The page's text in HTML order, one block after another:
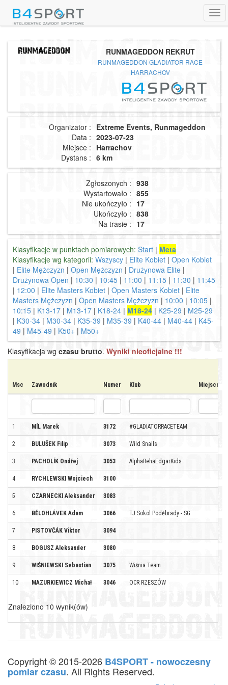
RUNMAGEDDON REKRUT
RUNMAGEDDON GLADIATOR RACE
HARRACHOV
Organizator : Extreme Events, Runmageddon
Data : 2023-07-23
Miejsce : Harrachov
Dystans : 6 km
Zgłoszonych : 938
Wystartowało : 855
Nie ukończyło : 17
Ukończyło : 838
Na trasie : 17
Klasyfikacje w punktach pomiarowych: Start | Meta
Klasyfikacje wg kategorii: Wszyscy | Elite Kobiet | Open Kobiet
| Elite Mężczyzn | Open Mężczyzn | Drużynowa Elite |
Drużynowa Open | 10:30 | 10:45 | 11:00 | 11:15 | 11:30 | 11:45
| 12:00 | Elite Masters Kobiet | Open Masters Kobiet | Elite
Masters Mężczyzn | Open Masters Mężczyzn | 10:00 | 10:05 |
10:15 | K13-17 | M13-17 | K18-24 | M18-24 | K25-29 | M25-29
| K30-34 | M30-34 | K35-39 | M35-39 | K40-44 | M40-44 | K45-
49 | M45-49 | K50+ | M50+
Klasyfikacja wg czasu brutto. Wyniki nieoficjalne !!!
Msc Zawodnik Numer Klub
1 MÍL Marek 3172 #GLADIATORRACETEAM
2 BULUŠEK Filip 3073 Wild Snails
3 PACHOLÍK Ondřej 3053 AlphaRehaEdgarKids
4 RYCHLEWSKI Wojciech 3100
5 CZARNECKI Aleksander 3083
6 BĚLOHLÁVEK Adam 3066 TJ Sokol Poděbrady - SG
7 PISTOVČÁK Viktor 3094
8 BOGUSZ Aleksander 3080
9 WIŚNIEWSKI Sebastian 3075 Wiśnia Team
10 MAZURKIEWICZ Michał 3046 OCR RZESZÓW
Znaleziono 10 wynik(ów)
Copyright © 2015-2026 B4SPORT - nowoczesny
pomiar czasu. All Rights Reserved.